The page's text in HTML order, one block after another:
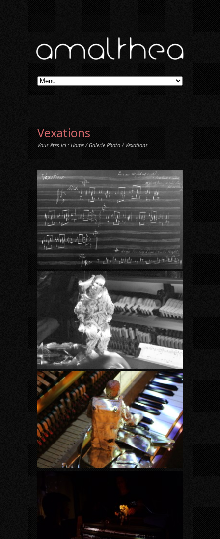
Vexations
Vous êtes ici : Home/Galerie Photo/ Vexations